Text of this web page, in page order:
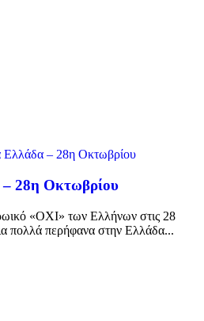
– 28η Οκτωβρίου
«ΟΧΙ» των Ελλήνων στις 28
πολλά περήφανα στην Ελλάδα...